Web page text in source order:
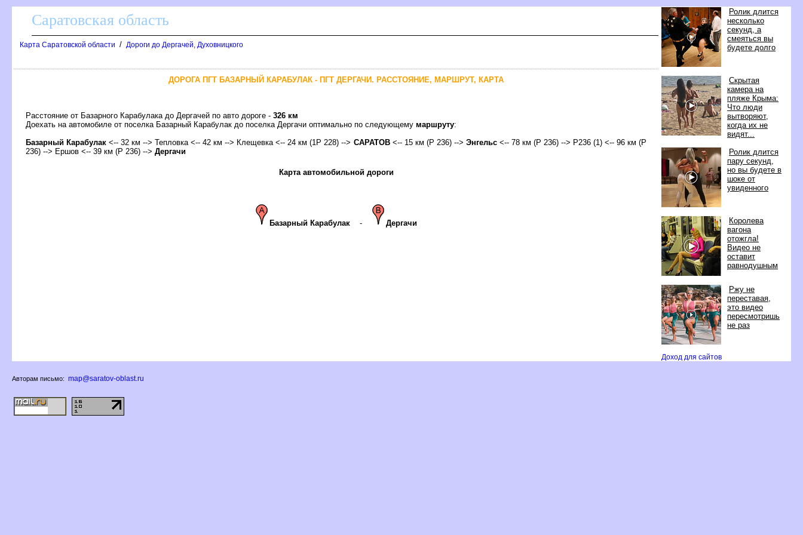
Ролик длится
несколько
секунд, а
смеяться вы
удете долго
Скрытая
камера на
пляже Крыма:
Что люди
ытворяют,
когда их не
идят...
Ролик длится
пару секунд,
но вы будете
шоке от
увиденного
Королева
агона
отожгла!
идео не
оставит
равнодушным
Ржу не
переставая,
это видео
пересмотришь
не раз
Доход для сайто
Саратовская область
Карта Саратовской области / Дороги до Дергачей, Духовницкого
ДОРОГА ПГТ БАЗАРНЫЙ КАРАБУЛАК - ПГТ ДЕРГАЧИ. РАССТОЯНИЕ, МАРШРУТ, КАРТА
Расстояние от Базарного Карабулака до Дергачей по авто дороге - 326 км
Доехать на автомобиле от поселка Базарный Карабулак до поселка Дергачи оптимально по следующему маршруту:
Базарный Карабулак <-- 32 км --> Тепловка <-- 42 км --> Клещевка <-- 24 км (1Р 228) --> САРАТО<-- 15 км (Р 236) --> Энгельс<-- 78 км (Р 236) --> Р236 (1) <-- 96 км (Р
236) --> Ершов <-- 39 км (Р 236) --> Дергачи
Карта автомобильной дороги
Базарный Карабулак - Дергачи
Авторам письмо: map@saratov-oblast.ru